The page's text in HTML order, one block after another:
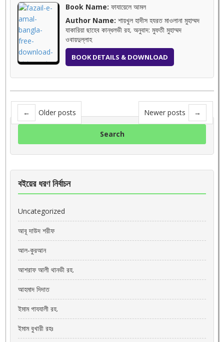
Book Name: ফাযায়েলে আমল
Author Name: শায়খুল হাদীস হযরত মাওলানা মুহাম্মদ
যাকারিয়া ছাহেব কান্ধলভী রহ. অনুবাদ: মুফতী মুহাম্মদ
ওবায়দুল্লাহ
BOOK DETAILS & DOWNLOAD
← Older posts Newer posts →
বইয়ের ধরণ নির্বাচন
Uncategorized
আবূ দাউদ শরীফ
আল-কুরআন
আশরাফ আলী থানভী রহ.
আহমাদ দিদাত
ইমাম গাযযালী রহ.
ইমাম বুখারী রহঃ